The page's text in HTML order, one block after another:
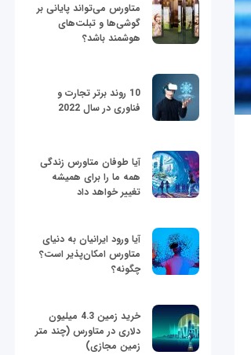
متاورس می‌تواند پایانی بر
گوشی‌ها و تبلت‌های
هوشمند باشد؟
10 روند برتر تجارت و
فناوری در سال 2022
آیا طوفان متاورس زندگی
همه ما را برای همیشه
تغییر خواهد داد
آیا ورود ایرانیان به دنیای
متاورس امکان‌پذیر است؟
چگونه؟
خرید زمین 4.3 میلیون
دلاری در متاورس (چند متر
زمین مجازی)